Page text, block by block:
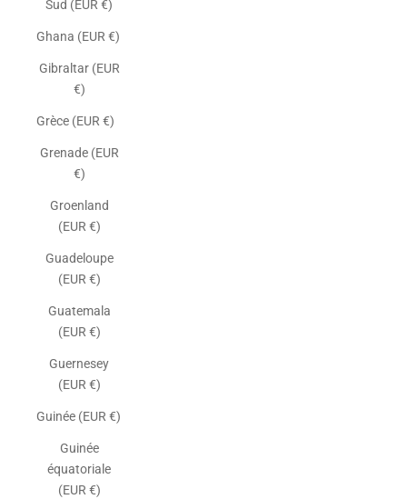
Sud (EUR €)
Ghana (EUR €)
Gibraltar (EUR
€)
Grèce (EUR €)
Grenade (EUR
€)
Groenland
(EUR €)
Guadeloupe
(EUR €)
Guatemala
(EUR €)
Guernesey
(EUR €)
Guinée (EUR €)
Guinée
équatoriale
(EUR €)